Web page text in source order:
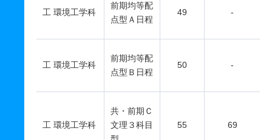
工 環境工学科
前期均等配
点型Ａ日程
49 -
工 環境工学科
前期均等配
点型Ｂ日程
50 -
工 環境工学科
共・前期Ｃ
文理３科目
55 69